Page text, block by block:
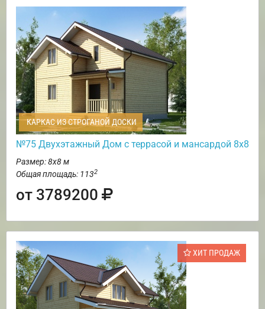
КАРКАС ИЗ СТРОГАНОЙ ДОСКИ
№75 Двухэтажный Дом с террасой и мансардой 8х8
Размер: 8х8 м
Общая площадь: 1132
от 3789200
ХИТ ПРОДАЖ